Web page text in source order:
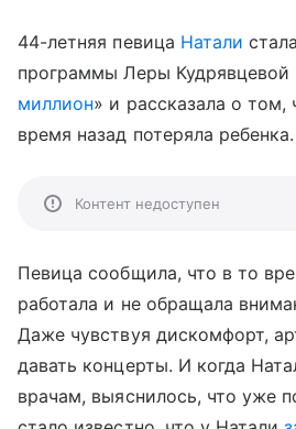
44-летняя певица Натали
программы Леры Кудрявцевой
миллион» и рассказала о том,
время назад потеряла ребенка.
Контент недоступен
Певица сообщила, что в то
работала и не обращала
Даже чувствуя дискомфорт,
давать концерты. И когда
врачам, выяснилось, что уже